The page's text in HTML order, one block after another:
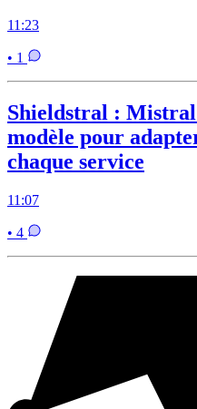
11:23
• 1
Shieldstral :
modèle pour
chaque service
11:07
• 4